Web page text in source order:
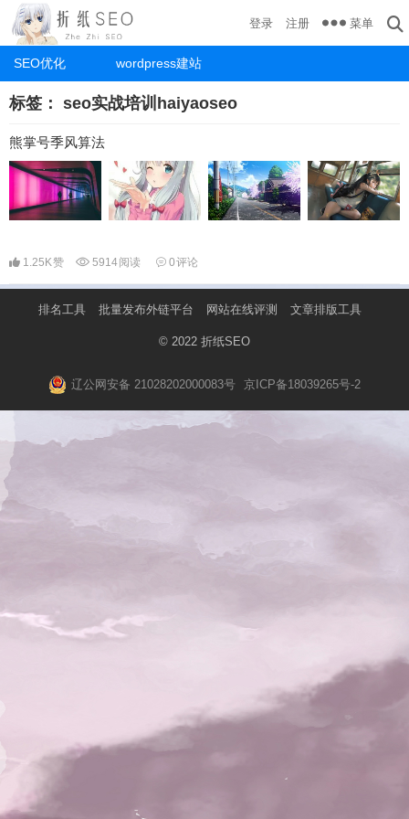
SEO优化 wordpress建站
登录 注册 菜单
标签： seo实战培训haiyaoseo
熊掌号季风算法
1.25K赞 5914阅读 0评论
排名工具 批量发布外链平台 网站在线评测 文章排版工具
© 2022 折纸SEO
辽公网安备 21028202000083号 京ICP备18039265号-2